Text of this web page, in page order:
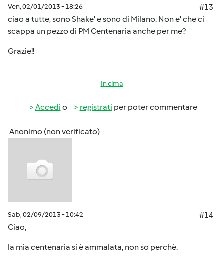
Ven, 02/01/2013 - 18:26
#13
ciao a tutte, sono Shake' e sono di Milano. Non e' che ci
scappa un pezzo di PM Centenaria anche per me?
Grazie!!
In cima
Accedi o registrati per poter commentare
Anonimo (non verificato)
Sab, 02/09/2013 - 10:42
#14
Ciao,
la mia centenaria si è ammalata, non so perchè.